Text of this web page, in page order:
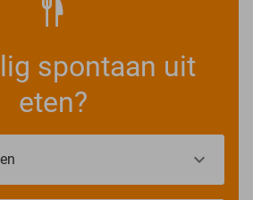
spontaan uit
eten?